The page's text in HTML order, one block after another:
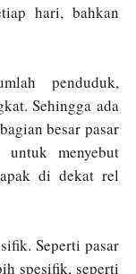
hari, bahkan
penduduk,
Sehingga ada
besar pasar
menyebut
di dekat rel
Seperti pasar
spesifik, seperti